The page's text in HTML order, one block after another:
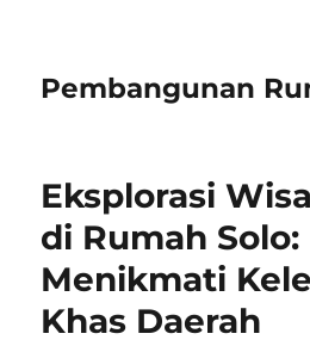
Pembangunan
Eksplorasi
di Rumah Solo:
Menikmati
Khas Daerah